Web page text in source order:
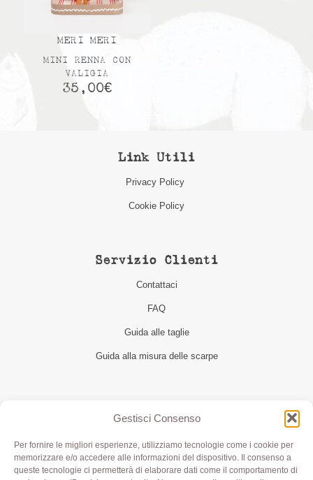
Gestisci Consenso
Per fornire le migliori esperienze, utilizziamo tecnologie come i cookie per
memorizzare e/o accedere alle informazioni del dispositivo. Il consenso a
queste tecnologie ci permetterà di elaborare dati come il comportamento di
MERI MERI
MINI RENNA CON
VALIGIA
35,00€
Link Utili
Privacy Policy
Cookie Policy
Servizio Clienti
Contattaci
FAQ
Guida alle taglie
Guida alla misura delle scarpe
Seguici